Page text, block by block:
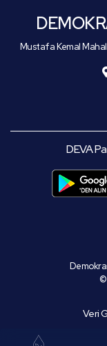
Mustafa Kemal
DEVA
©
Veri